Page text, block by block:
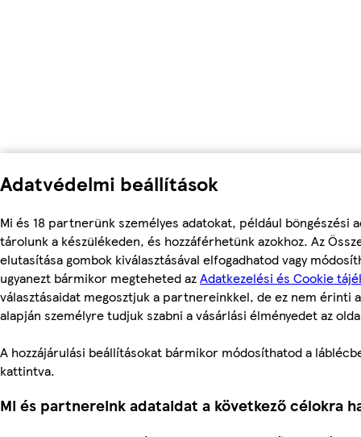
Adatvédelmi beállítások
Mi és 18 partnerünk személyes adatokat, például böngészési
tárolunk a készülékeden, és hozzáférhetünk azokhoz. Az
elutasítása gombok kiválasztásával elfogadhatod vagy
ugyanezt bármikor megteheted azAdatkezelési és Cookie
választásaidat megosztjuk a partnereinkkel, de ez nem érinti
alapján személyre tudjuk szabni a vásárlási élményedet az
A hozzájárulási beállításokat bármikor módosíthatod a
kattintva.
Mi és partnereink adataidat a következő célokra